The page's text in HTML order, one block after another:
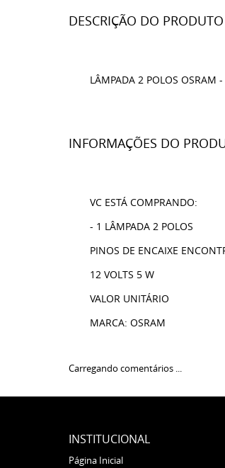
DESCRIÇÃO DO PRODUTO
LÂMPADA 2 POLOS OSRAM
INFORMAÇÕES DO
VC ESTÁ COMPRANDO:
- 1 LÂMPADA 2 POLOS
PINOS DE ENCAIXE
12 VOLTS 5 W
VALOR UNITÁRIO
MARCA: OSRAM
Carregando comentários ...
INSTITUCIONAL
Página Inicial